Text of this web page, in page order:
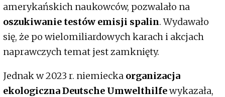
amerykańskich naukowców, pozwalało na
oszukiwanie testów emisji spalin. Wydawało
się, że po wielomiliardowych karach i akcjach
naprawczych temat jest zamknięty.
Jednak w 2023 r. niemiecka organizacja
ekologiczna Deutsche Umwelthilfewykazała,